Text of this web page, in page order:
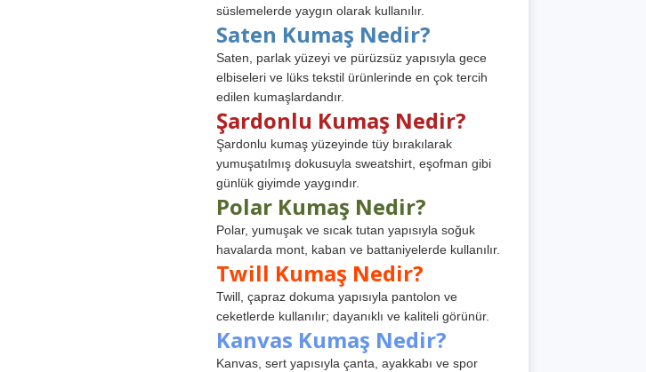
süslemelerde yaygın olarak kullanılır.
Saten Kumaş Nedir?
Saten, parlak yüzeyi ve pürüzsüz yapısıyla gece
elbiseleri ve lüks tekstil ürünlerinde en çok tercih
edilen kumaşlardandır.
Şardonlu Kumaş Nedir?
Şardonlu kumaş yüzeyinde tüy bırakılarak
yumuşatılmış dokusuyla sweatshirt, eşofman gibi
günlük giyimde yaygındır.
Polar Kumaş Nedir?
Polar, yumuşak ve sıcak tutan yapısıyla soğuk
havalarda mont, kaban ve battaniyelerde kullanılır.
Twill Kumaş Nedir?
Twill, çapraz dokuma yapısıyla pantolon ve
ceketlerde kullanılır; dayanıklı ve kaliteli görünür.
Kanvas Kumaş Nedir?
Kanvas, sert yapısıyla çanta, ayakkabı ve spor